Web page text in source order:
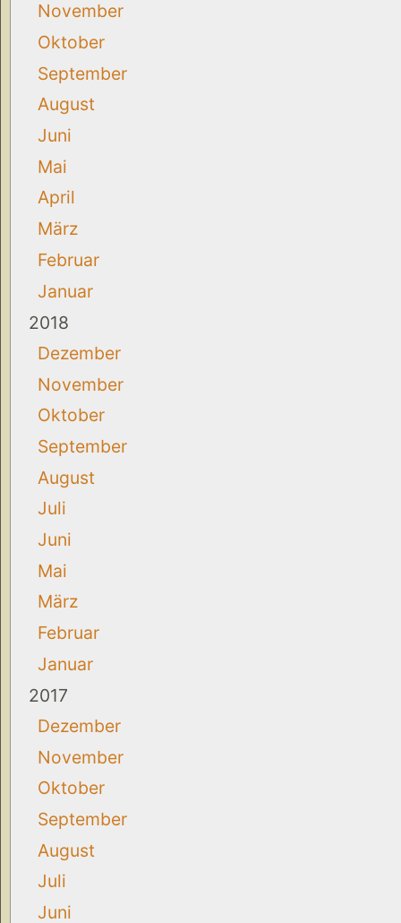
November
Oktober
September
August
Juni
Mai
April
März
Februar
Januar
2018
Dezember
November
Oktober
September
August
Juli
Juni
Mai
März
Februar
Januar
2017
Dezember
November
Oktober
September
August
Juli
Juni